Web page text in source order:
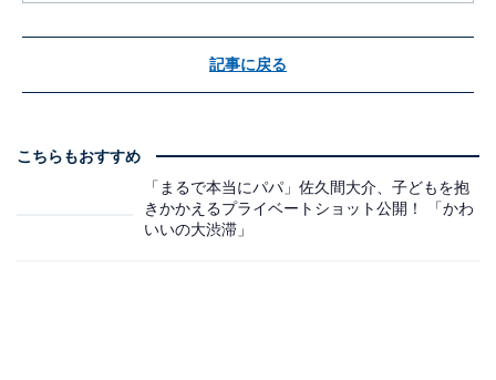
記事に戻る
こちらもおすすめ
「まるで本当にパパ」佐久間大介、子どもを抱
きかかえるプライベートショット公開！ 「かわ
いいの大渋滞」